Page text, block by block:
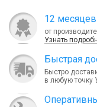
12 месяцев
от
Узнать
Быcтрая
Быстро
в любую точку